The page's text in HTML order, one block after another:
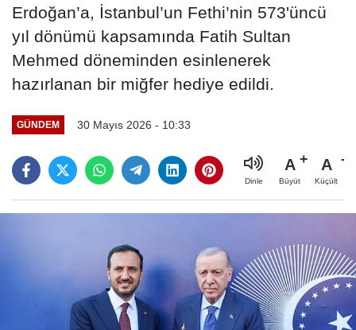
Erdoğan’a, İstanbul’un Fethi’nin 573'üncü
yıl dönümü kapsamında Fatih Sultan
Mehmed döneminden esinlenerek
hazırlanan bir miğfer hediye edildi.
GÜNDEM 30 Mayıs 2026 - 10:33
Dinle
A
Büyüt
A
Küçült